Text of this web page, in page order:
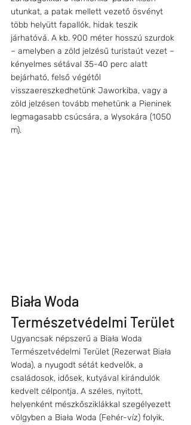
utunkat, a patak mellett vezető ösvényt
több helyütt fapallók, hidak teszik
járhatóvá. A kb. 900 méter hosszú szurdok
– amelyben a zöld jelzésű turistaút vezet –
kényelmes sétával 35-40 perc alatt
bejárható, felső végétől
visszaereszkedhetünk Jaworkiba, vagy a
zöld jelzésen tovább mehetünk a Pieninek
legmagasabb csúcsára, a Wysokára (1050
m).
Biała Woda
Természetvédelmi Terület
Ugyancsak népszerű a Biała Woda
Természetvédelmi Terület (Rezerwat Biała
Woda), a nyugodt sétát kedvelők, a
családosok, idősek, kutyával kirándulók
kedvelt célpontja. A széles, nyitott,
helyenként mészkősziklákkal szegélyezett
völgyben a Biała Woda (Fehér-víz) folyik,